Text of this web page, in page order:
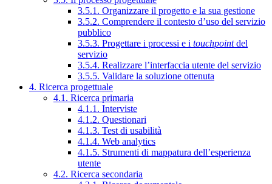
3.5.1. Organizzare il progetto e la sua gestione
3.5.2. Comprendere il contesto d’uso del servizio
pubblico
3.5.3. Progettare i processi e i touchpointdel
servizio
3.5.4. Realizzare l’interfaccia utente del servizio
3.5.5. Validare la soluzione ottenuta
4. Ricerca progettuale
4.1. Ricerca primaria
4.1.1. Interviste
4.1.2. Questionari
4.1.3. Test di usabilità
4.1.4. Web analytics
4.1.5. Strumenti di mappatura dell’esperienza
utente
4.2. Ricerca secondaria